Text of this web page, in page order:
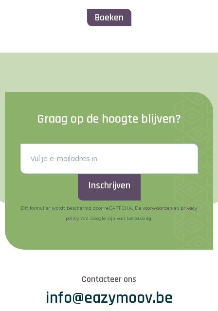
Boeken
Graag op de hoogte blijven?
Inschrijven
Dit formulier wordt beschermd door reCAPTCHA. De voorwaarden en privacy
policyvan Google zijn van toepassing.
Contacteer ons
info@eazymoov.be